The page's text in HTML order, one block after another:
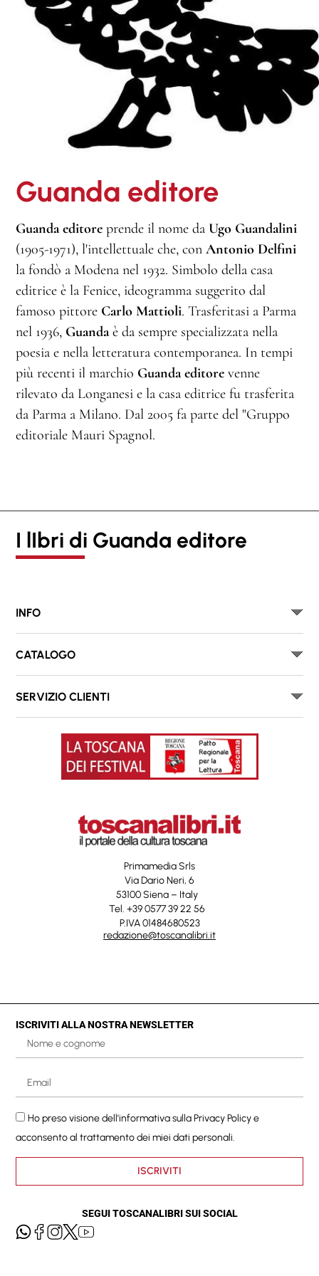
Guanda editore
Guanda editore prende il nome da Ugo Guandalini
(1905-1971), l'intellettuale che, con Antonio Delfini
la fondò a Modena nel 1932. Simbolo della casa
editrice è la Fenice, ideogramma suggerito dal
famoso pittore Carlo Mattioli. Trasferitasi a Parma
nel 1936, Guandaè da sempre specializzata nella
poesia e nella letteratura contemporanea. In tempi
più recenti il marchio Guanda editore venne
rilevato da Longanesi e la casa editrice fu trasferita
da Parma a Milano. Dal 2005 fa parte del "Gruppo
editoriale Mauri Spagnol.
I lIbri di Guanda editore
INFO
CATALOGO
SERVIZIO CLIENTI
Primamedia Srls
Via Dario Neri, 6
53100 Siena – Italy
Tel. +39 0577 39 22 56
P.IVA 01484680523
redazione@toscanalibri.it
ISCRIVITI ALLA NOSTRA NEWSLETTER
Ho preso visione dell'informativa sullaPrivacy Policye
acconsento al trattamento dei miei dati personali.
ISCRIVITI
SEGUI TOSCANALIBRI SUI SOCIAL